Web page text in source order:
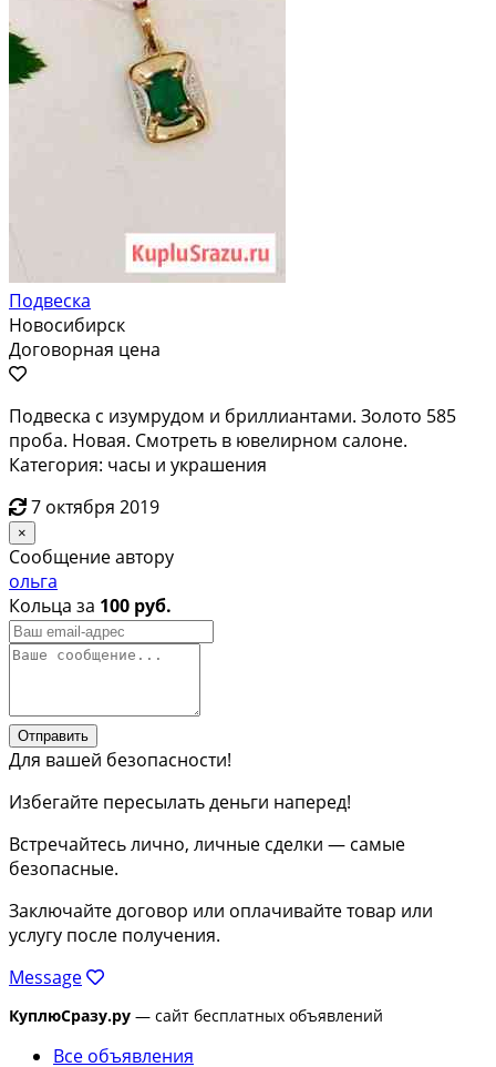
Подвеска
Новосибирск
Договорная цена
Подвеска с изумрудом и бриллиантами. Золото 585
проба. Новая. Смотреть в ювелирном салоне.
Категория: часы и украшения
7 октября 2019
×
Сообщение автору
ольга
Кольца за 100 руб.
Отправить
Для вашей безопасности!
Избегайте пересылать деньги наперед!
Встречайтесь лично, личные сделки — самые
безопасные.
Заключайте договор или оплачивайте товар или
услугу после получения.
Message
КуплюСразу.ру — сайт бесплатных объявлений
Все объявления